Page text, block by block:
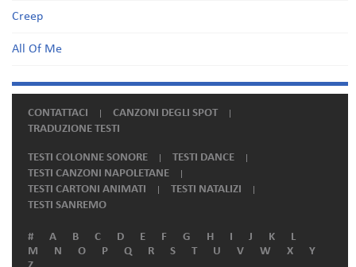
Creep
All Of Me
CONTATTACI
CANZONI DEGLI SPOT
TRADUZIONE TESTI
TESTI COLONNE SONORE
TESTI DANCE
TESTI CANZONI NAPOLETANE
TESTI CARTONI ANIMATI
TESTI NATALIZI
TESTI SANREMO
# A B C D E F G H I J K
L
M
N O P Q R S T U V W X
Y